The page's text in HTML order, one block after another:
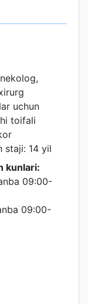
uchun
toifali
staji: 14 yil
kunlari:
09:00-
09:00-